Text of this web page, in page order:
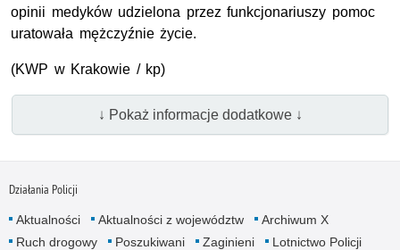
opinii medyków udzielona przez funkcjonariuszy pomoc
uratowała mężczyźnie życie.
(KWP w Krakowie / kp)
↓ Pokaż informacje dodatkowe ↓
Działania Policji
Aktualności Aktualności z województw
Archiwum X
Ruch drogowy
Poszukiwani Zaginieni
Lotnictwo Policji